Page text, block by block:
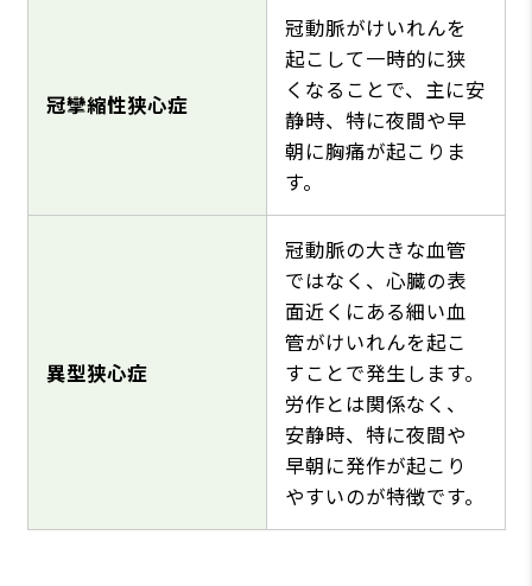
冠攣縮性狭心症
冠動脈がけいれんを
起こして一時的に狭
くなることで、主に安
静時、特に夜間や早
朝に胸痛が起こりま
す。
異型狭心症
冠動脈の大きな血管
ではなく、心臓の表
面近くにある細い血
管がけいれんを起こ
すことで発生します。
労作とは関係なく、
安静時、特に夜間や
早朝に発作が起こり
やすいのが特徴です。